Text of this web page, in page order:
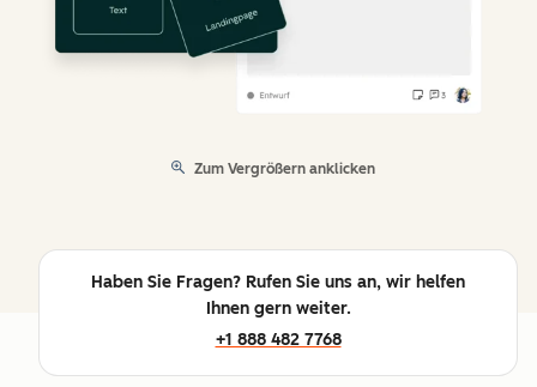
Zum Vergrößern anklicken
Haben Sie Fragen? Rufen Sie uns an, wir helfen
Ihnen gern weiter.
+1 888 482 7768